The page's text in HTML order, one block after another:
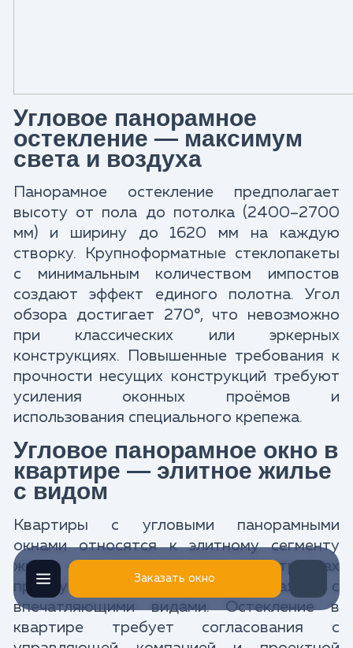
Угловое панорамное
остекление — максимум
света и воздуха
Панорамное остекление предполагает
высоту от пола до потолка (2400–2700
мм) и ширину до 1620 мм на каждую
створку. Крупноформатные стеклопакеты
с минимальным количеством импостов
создают эффект единого полотна. Угол
обзора достигает 270°, что невозможно
при классических или эркерных
конструкциях. Повышенные требования к
прочности несущих конструкций требуют
усиления оконных проёмов и
использования специального крепежа.
Угловое панорамное окно в
квартире — элитное жилье
с видом
Квартиры с угловыми панорамными
окнами относятся к элитному сегменту
жилья — их проектируют в новостройках
премиум-класса на высоких этажах с
впечатляющими видами. Остекление в
квартире требует согласования с
Заказать окно